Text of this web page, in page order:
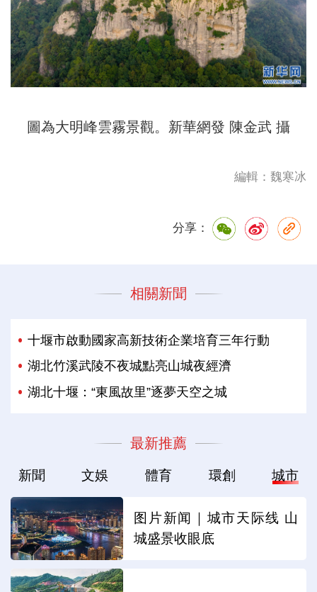
圖為大明峰雲霧景觀。新華網發 陳金武 攝
編輯：魏寒冰
分享：
相關新聞
十堰市啟動國家高新技術企業培育三年行動
湖北竹溪武陵不夜城點亮山城夜經濟
湖北十堰：“東風故里”逐夢天空之城
最新推薦
新聞 文娛 體育 環創 城市
图片新闻｜城市天际线 山
城盛景收眼底